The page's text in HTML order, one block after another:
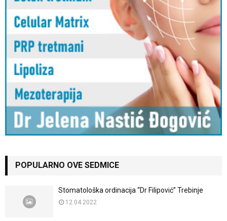
POPULARNO OVE SEDMICE
Stomatološka ordinacija “Dr Filipović” Trebinje
12.04.2022